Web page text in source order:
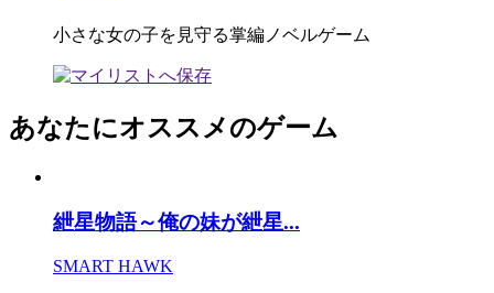
小さな女の子を見守る掌編ノベルゲーム
あなたにオススメのゲーム
紲星物語～俺の妹が紲星...
SMART HAWK